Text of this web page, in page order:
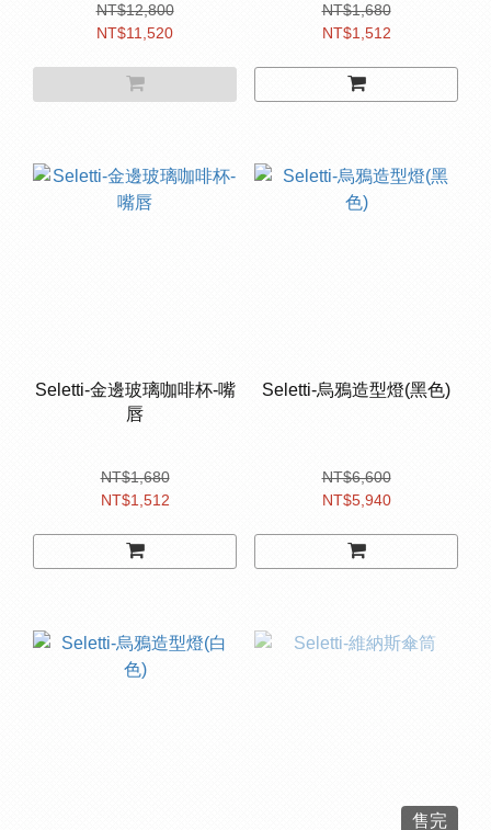
NT$12,800
NT$11,520
NT$1,680
NT$1,512
Seletti-⾦邊玻璃咖啡杯-嘴
唇
NT$1,680
NT$1,512
Seletti-烏鴉造型燈(黑色)
NT$6,600
NT$5,940
售完